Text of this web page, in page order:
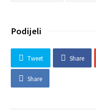
Podijeli
Tweet Share
Share